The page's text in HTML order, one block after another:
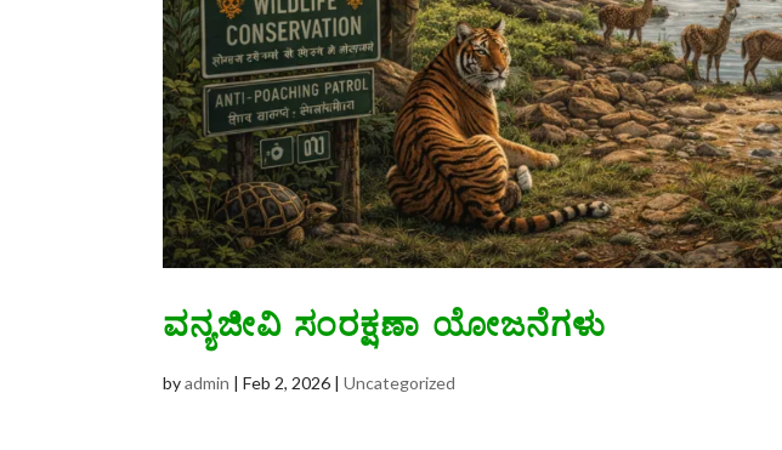
ವನ್ಯಜೀವಿ ಸಂರಕ್ಷಣಾ ಯೋಜನೆಗಳು
byadmin |Feb 2, 2026 |Uncategorized